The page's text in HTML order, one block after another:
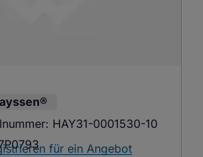
HAY31-0001530-10
für ein Angebot